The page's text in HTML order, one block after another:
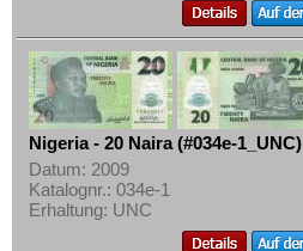
Nigeria - 20 Naira (#034e-1_UNC)
Datum: 2009
Katalognr.: 034e-1
Erhaltung: UNC